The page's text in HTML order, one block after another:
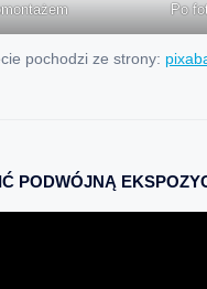
Po
pochodzi ze strony:
PODWÓJNĄ